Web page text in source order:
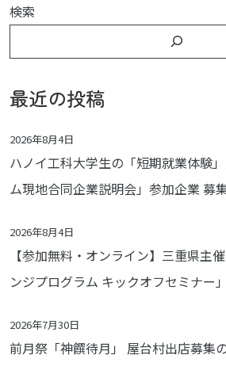
検索
最近の投稿
ハノイ工科大学生の「短期就業体験
ム現地合同企業説明会」参加企業 募
2026年8月4日
【参加無料・オンライン】三重県主
ンジプログラム キックオフセミナー
2026年8月4日
前月祭「神饌待月」 屋台村出店募集
2026年7月30日